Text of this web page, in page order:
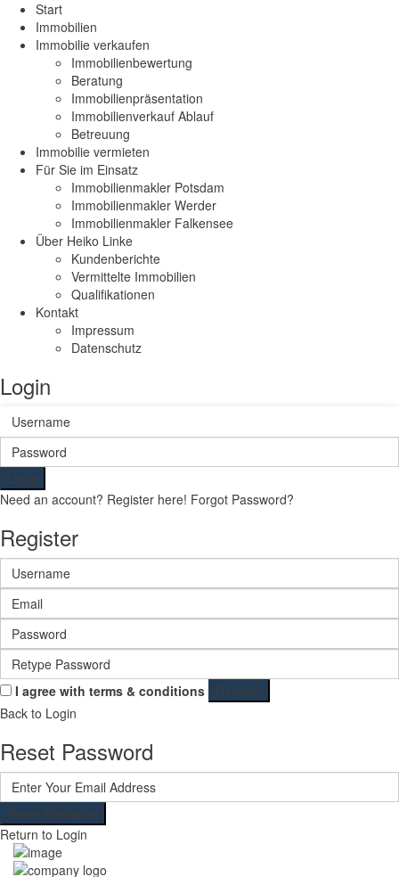
Start
Immobilien
Immobilie verkaufen
Immobilienbewertung
Beratung
Immobilienpräsentation
Immobilienverkauf Ablauf
Betreuung
Immobilie vermieten
Für Sie im Einsatz
Immobilienmakler Potsdam
Immobilienmakler Werder
Immobilienmakler Falkensee
Über Heiko Linke
Kundenberichte
Vermittelte Immobilien
Qualifikationen
Kontakt
Impressum
Datenschutz
Login
Login
Need an account? Register here! Forgot Password?
Register
I agree with terms & conditions
Register
Back to Login
Reset Password
Reset Password
Return to Login